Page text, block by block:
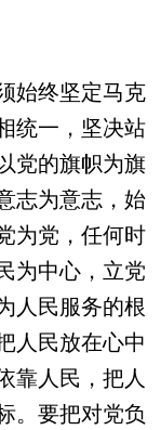
终坚定马克
统一，坚决站
党的旗帜为旗
志为意志，始
为党，任何时
为中心，立党
人民服务的根
人民放在心中
靠人民，把人
。要把对党负